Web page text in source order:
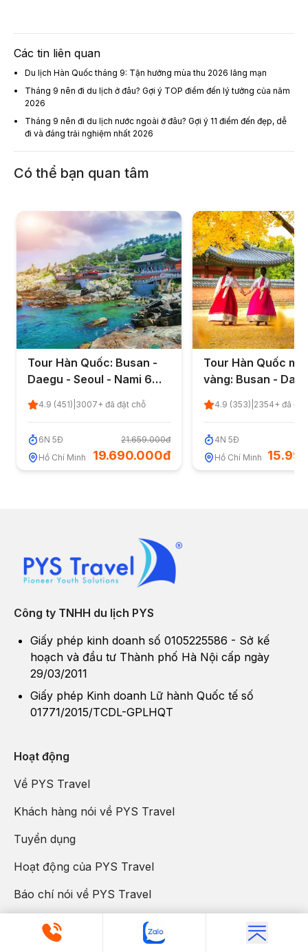
Các tin liên quan
Du lịch Hàn Quốc tháng 9: Tận hưởng mùa thu 2026 lãng mạn
Tháng 9 nên đi du lịch ở đâu? Gợi ý TOP điểm đến lý tưởng của năm
2026
Tháng 9 nên đi du lịch nước ngoài ở đâu? Gợi ý 11 điểm đến đẹp, dễ
đi và đáng trải nghiệm nhất 2026
Có thể bạn quan tâm
Tour Hàn Quốc: Busan -
Daegu - Seoul - Nami 6
4.9 (451) 3007+ đã đặt chỗ
6N 5Đ
Hồ Chí Minh
21.659.000đ
19.690.000đ
Tour Hàn Quốc
vàng: Busan -
TP.HCM
4.9 (353) 2354+ đã
4N 5Đ
Hồ Chí Minh
Công ty TNHH du lịch PYS
Giấy phép kinh doanh số 0105225586 - Sở kế
hoạch và đầu tư Thành phố Hà Nội cấp ngày
29/03/2011
Giấy phép Kinh doanh Lữ hành Quốc tế số
01771/2015/TCDL-GPLHQT
Hoạt động
Về PYS Travel
Khách hàng nói về PYS Travel
Tuyển dụng
Hoạt động của PYS Travel
Báo chí nói về PYS Travel
Blog du lịch